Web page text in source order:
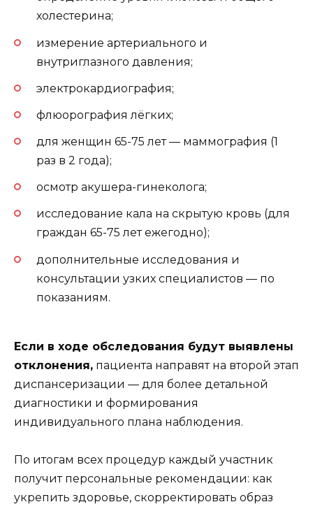
холестерина;
измерение артериального и
внутриглазного давления;
электрокардиография;
флюорография лёгких;
для женщин 65-75 лет — маммография (1
раз в 2 года);
осмотр акушера-гинеколога;
исследование кала на скрытую кровь (для
граждан 65-75 лет ежегодно);
дополнительные исследования и
консультации узких специалистов — по
показаниям.
Если в ходе обследования будут выявлены
отклонения, пациента направят на второй этап
диспансеризации — для более детальной
диагностики и формирования
индивидуального плана наблюдения.
По итогам всех процедур каждый участник
получит персональные рекомендации: как
укрепить здоровье, скорректировать образ